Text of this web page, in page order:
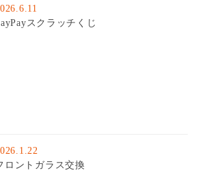
スクラッチくじ
ロントガラス交換